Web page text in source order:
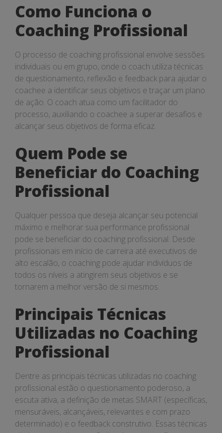
Como Funciona o
Coaching Profissional
O processo de coaching profissional envolve sessões
individuais ou em grupo, onde o coach utiliza técnicas
de questionamento, reflexão e feedback para ajudar o
coachee a identificar seus objetivos e traçar um plano
de ação. O coach atua como um facilitador do
processo, auxiliando o coachee a superar desafios e
alcançar seus objetivos de forma eficaz.
Quem Pode se
Beneficiar do Coaching
Profissional
Qualquer pessoa que deseja alcançar seu potencial
máximo e melhorar sua performance profissional
pode se beneficiar do coaching profissional. Desde
profissionais em início de carreira até executivos de
alto escalão, o coaching pode ajudar indivíduos de
todos os níveis a atingirem seus objetivos e se
tornarem a melhor versão de si mesmos.
Principais Técnicas
Utilizadas no Coaching
Profissional
Dentre as principais técnicas utilizadas no coaching
profissional estão o questionamento poderoso, a
escuta ativa, a definição de metas SMART (específicas,
mensuráveis, alcançáveis, relevantes e com prazo
determinado) e o feedback construtivo. Essas técnicas